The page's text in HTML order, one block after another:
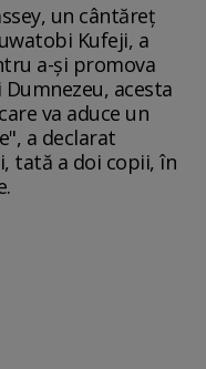
un cântăreț
Kufeji, a
a-și promova
acesta
va aduce un
a declarat
tată a doi copii, în